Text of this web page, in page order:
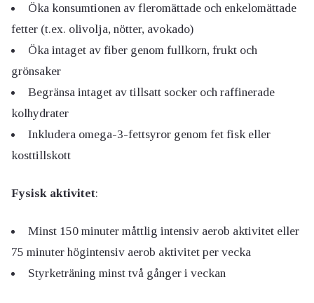
Öka konsumtionen av fleromättade och enkelomättade
fetter (t.ex. olivolja, nötter, avokado)
Öka intaget av fiber genom fullkorn, frukt och
grönsaker
Begränsa intaget av tillsatt socker och raffinerade
kolhydrater
Inkludera omega-3-fettsyror genom fet fisk eller
kosttillskott
Fysisk aktivitet:
Minst 150 minuter måttlig intensiv aerob aktivitet eller
75 minuter högintensiv aerob aktivitet per vecka
Styrketräning minst två gånger i veckan